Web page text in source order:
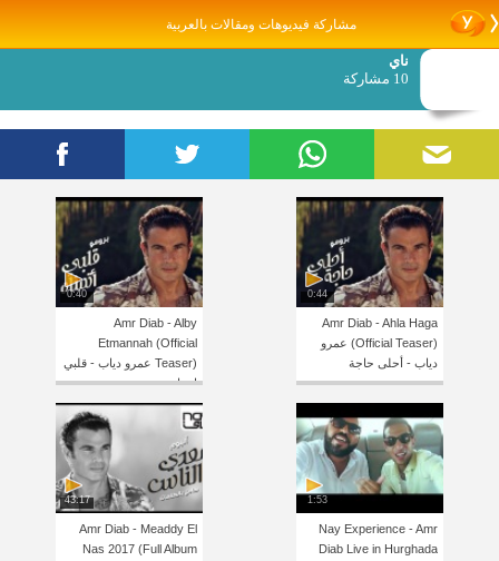
مشاركة فيديوهات ومقالات بالعربية
ناي
10 مشاركة
0:44
Amr Diab - Ahla Haga
(Official Teaser) عمرو
دياب - أحلى حاجة
0:40
Amr Diab - Alby
Etmannah (Official
Teaser) عمرو دياب - قلبي
اتمناه
1:53
Nay Experience - Amr
Diab Live in Hurghada
43:17
Amr Diab - Meaddy El
Nas 2017 (Full Album